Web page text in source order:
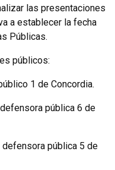
las presentaciones
a establecer la fecha
Públicas.
públicos:
1 de Concordia.
pública 6 de
defensora pública 5 de